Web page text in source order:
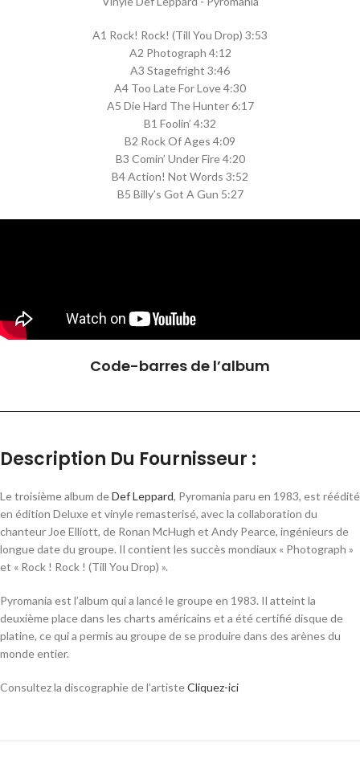
A1 Rock! Rock! (Till You Drop) 3:53
A2 Photograph 4:12
A3 Stagefright 3:46
A4 Too Late For Love 4:30
A5 Die Hard The Hunter 6:17
B1 Foolin’ 4:32
B2 Rock Of Ages 4:09
B3 Comin’ Under Fire 4:20
B4 Action! Not Words 3:52
B5 Billy’s Got A Gun 5:27
Code-barres de l’album
Description Du Fournisseur :
Le troisième album deDef Leppard, Pyromania paru en 1983, est réédité
en édition Deluxe et vinyle remasterisé, avec la collaboration du
chanteur Joe Elliott, de Ronan McHugh et Andy Pearce, ingénieurs de
longue date du groupe. Il contient les succès mondiaux « Photograph »
et « Rock ! Rock ! (Till You Drop) ».
Pyromania est l’album qui a lancé le groupe en 1983. Il atteint la
deuxième place dans les charts américains et a été certifié disque de
platine, ce qui a permis au groupe de se produire dans des arènes du
monde entier.
Consultez la discographie de l’artisteCliquez-ici